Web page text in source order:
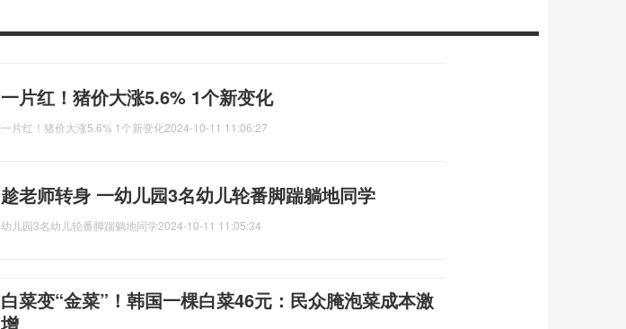
一片红！猪价大涨5.6% 1个新变化
一片红！猪价大涨5.6% 1个新变化2024-10-11 11:06:27
趁老师转身 一幼儿园3名幼儿轮番脚踹躺地同学
幼儿园3名幼儿轮番脚踹躺地同学2024-10-11 11:05:34
白菜变“金菜”！韩国一棵白菜46元：民众腌泡菜成本激
增